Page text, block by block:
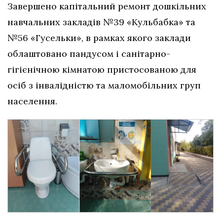
Завершено капітальний ремонт дошкільних
навчальних закладів №39 «Кульбабка» та
№56 «Гусельки», в рамках якого заклади
облаштовано пандусом і санітарно-
гігієнічною кімнатою пристосованою для
осіб з інвалідністю та маломобільних груп
населення.